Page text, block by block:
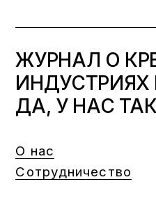
ЖУРНАЛ О
ИНДУСТРИЯХ
ДА, У НАС
О нас
Сотрудничество